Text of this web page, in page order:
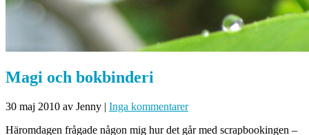
Magi och bokbinderi
30 maj 2010 av Jenny | Inga kommentarer
Häromdagen frågade någon mig hur det går med scrapbookingen –